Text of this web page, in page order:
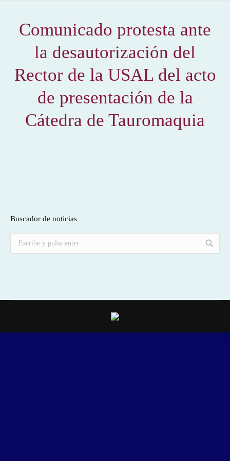
Comunicado protesta ante
la desautorización del
Rector de la USAL del acto
de presentación de la
Cátedra de Tauromaquia
Buscador de noticias